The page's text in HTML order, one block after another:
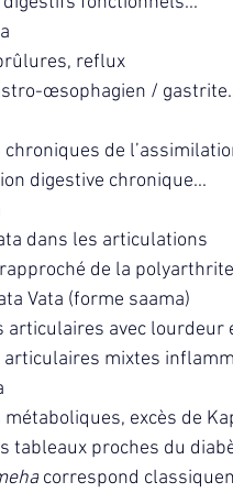
reflux
œsophagien /
chroniques de
digestive chronique...
dans les articulations
de la
Vata (forme saama)
articulaires avec lourdeur
articulaires mixtes
excès de
tableaux proches du
correspond